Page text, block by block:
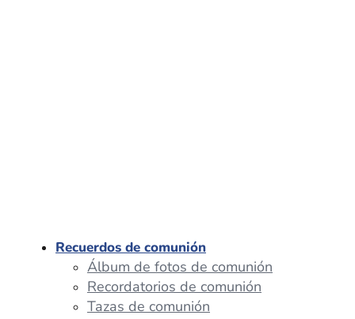
Recuerdos de comunión
Álbum de fotos de comunión
Recordatorios de comunión
Tazas de comunión